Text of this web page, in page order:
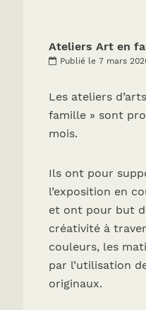
Ateliers Art en
Publié le 7 mars
Les ateliers
famille » sont
mois.
Ils ont pour
l’exposition en
et ont pour but
créativité à
couleurs, les
par l’utilisation
originaux.